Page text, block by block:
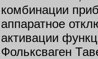
комбинации
аппаратное
активации
Фольксваген